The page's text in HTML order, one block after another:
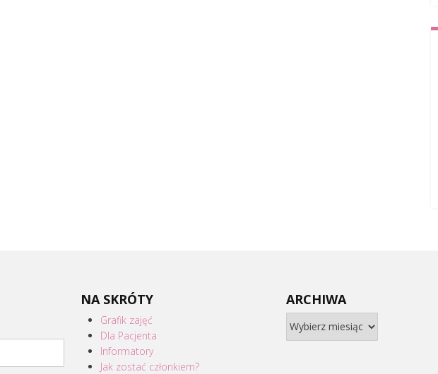
NA SKRÓTY
Grafik zajęć
Dla Pacjenta
Informatory
Jak zostać członkiem?
ARCHIWA